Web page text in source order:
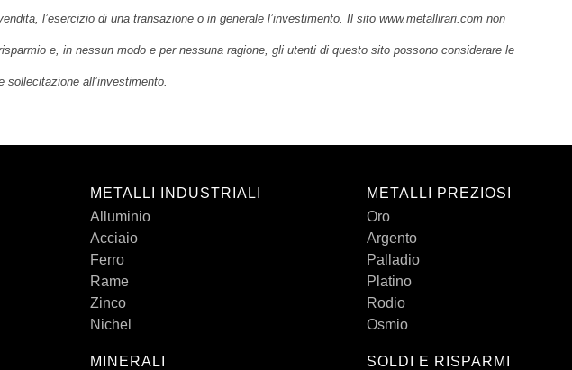
l’esercizio di una transazione o in generale l’investimento. Il sito www.metallirari.com non
e, in nessun modo e per nessuna ragione, gli utenti di questo sito possono considerare le
all’investimento.
METALLI INDUSTRIALI
Alluminio
Acciaio
Ferro
Rame
Zinco
Nichel
MINERALI
METALLI PREZIOSI
Oro
Argento
Palladio
Platino
Rodio
Osmio
SOLDI E RISPARMI